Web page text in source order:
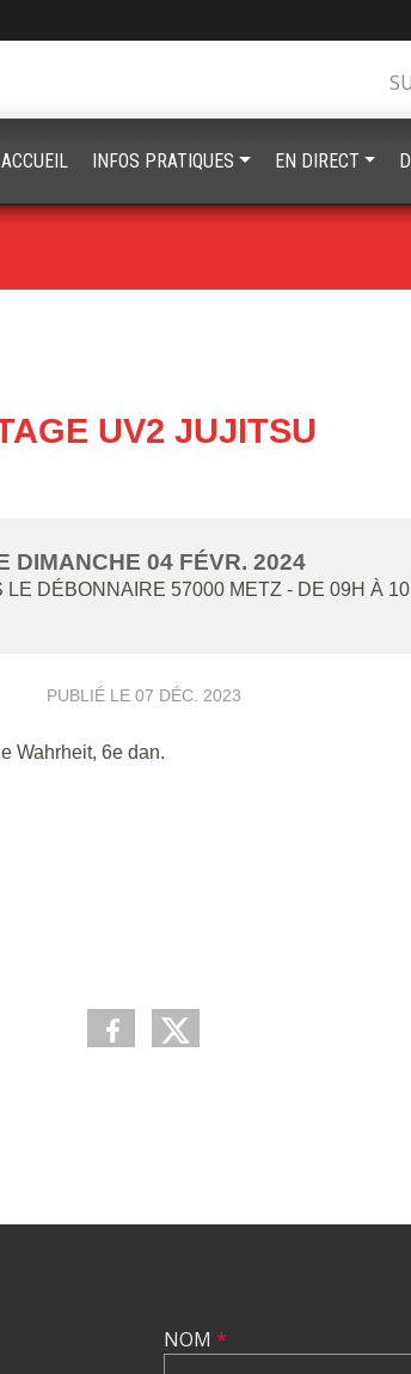
UV2 JUJITSU
DIMANCHE 04 FÉVR. 2024
LE DÉBONNAIRE 57000 METZ - DE 09H À
PUBLIÉ LE 07 DÉC. 2023
Wahrheit, 6e dan.
ACCUEIL INFOS PRATIQUES EN DIRECT
NOM *